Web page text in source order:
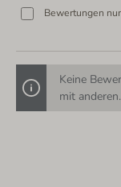
Bewertungen
Keine
mit anderen.